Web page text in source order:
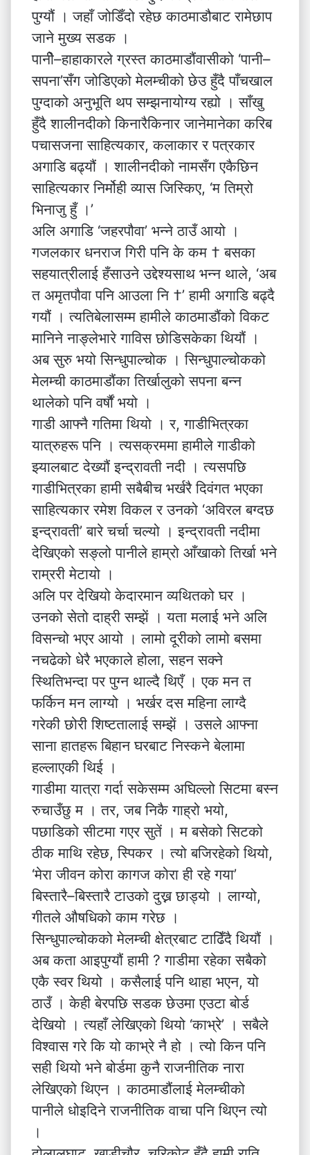
पुग्यौं । जहाँ जोडिँदो रहेछ काठमाडौबाट रामेछाप
जाने मुख्य सडक ।
पानीे–हाहाकारले ग्रस्त काठमाडौंवासीको ‘पानी–
सपना’सँग जोडिएको मेलम्चीको छेउ हुँदै पाँचखाल
पुग्दाको अनुभूति थप सम्झनायोग्य रह्यो । साँखु
हुँदै शालीनदीको किनारैकिनार जानेमानेका करिब
पचासजना साहित्यकार, कलाकार र पत्रकार
अगाडि बढ्यौं । शालीनदीको नामसँग एकैछिन
साहित्यकार निर्मोही व्यास जिस्किए, ‘म तिम्रो
भिनाजु हुँ ।’
अलि अगाडि ‘जहरपौवा’ भन्ने ठाउँ आयो ।
गजलकार धनराज गिरी पनि के कम † बसका
सहयात्रीलाई हँसाउने उद्देश्यसाथ भन्न थाले, ‘अब
त अमृतपौवा पनि आउला नि †’ हामी अगाडि बढ्दै
गयौं । त्यतिबेलासम्म हामीले काठमाडौंको विकट
मानिने नाङ्लेभारे गाविस छोडिसकेका थियौं ।
अब सुरु भयो सिन्धुपाल्चोक । सिन्धुपाल्चोकको
मेलम्ची काठमाडौंका तिर्खालुको सपना बन्न
थालेको पनि वर्षौं भयो ।
गाडी आफ्नै गतिमा थियो । र, गाडीभित्रका
यात्रुहरू पनि । त्यसक्रममा हामीले गाडीको
झ्यालबाट देख्यौं इन्द्रावती नदी । त्यसपछि
गाडीभित्रका हामी सबैबीच भर्खरै दिवंगत भएका
साहित्यकार रमेश विकल र उनको ‘अविरल बग्दछ
इन्द्रावती’ बारे चर्चा चल्यो । इन्द्रावती नदीमा
देखिएको सङ्लो पानीले हाम्रो आँखाको तिर्खा भने
राम्ररी मेटायो ।
अलि पर देखियो केदारमान व्यथितको घर ।
उनको सेतो दाह्री सम्झें । यता मलाई भने अलि
विसन्चो भएर आयो । लामो दूरीको लामो बसमा
नचढेको धेरै भएकाले होला, सहन सक्ने
स्थितिभन्दा पर पुग्न थाल्दै थिएँ । एक मन त
फर्किन मन लाग्यो । भर्खर दस महिना लाग्दै
गरेकी छोरी शिष्टतालाई सम्झें । उसले आफ्ना
साना हातहरू बिहान घरबाट निस्कने बेलामा
हल्लाएकी थिई ।
गाडीमा यात्रा गर्दा सकेसम्म अघिल्लो सिटमा बस्न
रुचाउँछु म । तर, जब निकै गाह्रो भयो,
पछाडिको सीटमा गएर सुतें । म बसेको सिटको
ठीक माथि रहेछ, स्पिकर । त्यो बजिरहेको थियो,
‘मेरा जीवन कोरा कागज कोरा ही रहे गया’
बिस्तारै–बिस्तारै टाउको दुख्न छाड्यो । लाग्यो,
गीतले औषधिको काम गरेछ ।
सिन्धुपाल्चोकको मेलम्ची क्षेत्रबाट टाढिँदै थियौं ।
अब कता आइपुग्यौं हामी ? गाडीमा रहेका सबैको
एकै स्वर थियो । कसैलाई पनि थाहा भएन, यो
ठाउँ । केही बेरपछि सडक छेउमा एउटा बोर्ड
देखियो । त्यहाँ लेखिएको थियो ‘काभ्रे’ । सबैले
विश्वास गरे कि यो काभ्रे नै हो । त्यो किन पनि
सही थियो भने बोर्डमा कुनै राजनीतिक नारा
लेखिएको थिएन । काठमाडौंलाई मेलम्चीको
पानीले धोइदिने राजनीतिक वाचा पनि थिएन त्यो
।